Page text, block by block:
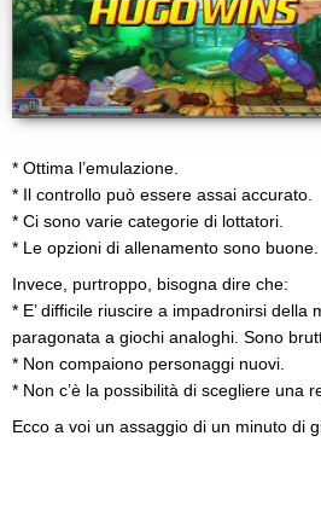
* Ottima l’emulazione.
* Il controllo può essere assai accurato.
* Ci sono varie categorie di lottatori.
* Le opzioni di allenamento sono buone.
Invece, purtroppo, bisogna dire che:
* E’ difficile riuscire a impadronirsi
paragonata a giochi analoghi. Sono
* Non compaiono personaggi nuovi.
* Non c’è la possibilità di scegliere una
Ecco a voi un assaggio di un minuto di